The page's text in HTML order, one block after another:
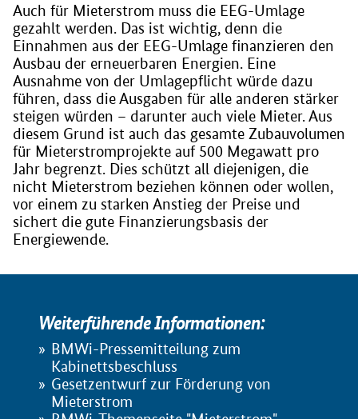
Auch für Mieterstrom muss die EEG-Umlage
gezahlt werden. Das ist wichtig, denn die
Einnahmen aus der EEG-Umlage finanzieren den
Ausbau der erneuerbaren Energien. Eine
Ausnahme von der Umlagepflicht würde dazu
führen, dass die Ausgaben für alle anderen stärker
steigen würden – darunter auch viele Mieter. Aus
diesem Grund ist auch das gesamte Zubauvolumen
für Mieterstromprojekte auf 500 Megawatt pro
Jahr begrenzt. Dies schützt all diejenigen, die
nicht Mieterstrom beziehen können oder wollen,
vor einem zu starken Anstieg der Preise und
sichert die gute Finanzierungsbasis der
Energiewende.
Weiterführende Informationen:
BMWi-Pressemitteilung zum
Kabinettsbeschluss
Gesetzentwurf zur Förderung von
Mieterstrom